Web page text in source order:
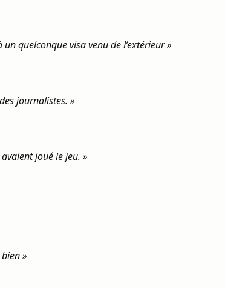
quelconque visa venu de l’extérieur »
journalistes. »
joué le jeu. »
»